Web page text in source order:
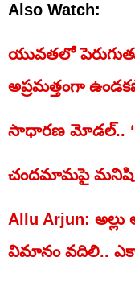
Also Watch:
యువ‌త‌లో
అప్ర‌మ‌త్తంగా
సాధారణ మోడల్..
చందమామపై మనిషి
Allu Arjun: అల్లు
విమానం వదిలి..